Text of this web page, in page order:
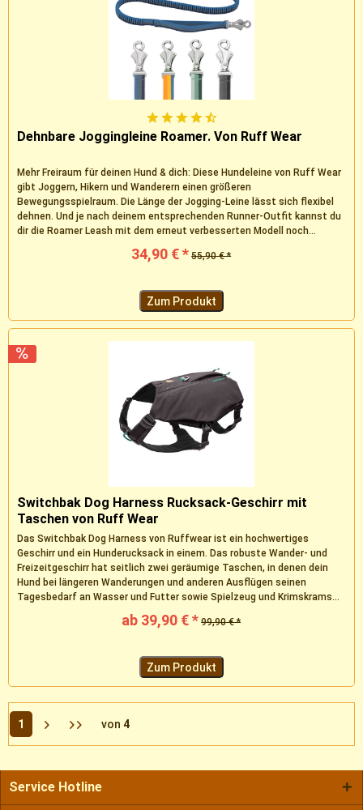
Dehnbare Joggingleine Roamer. Von Ruff Wear
Mehr Freiraum für deinen Hund & dich: Diese Hundeleine von Ruff Wear
gibt Joggern, Hikern und Wanderern einen größeren
Bewegungsspielraum. Die Länge der Jogging-Leine lässt sich flexibel
dehnen. Und je nach deinem entsprechenden Runner-Outfit kannst du
dir die Roamer Leash mit dem erneut verbesserten Modell noch...
34,90 € * 55,90 € *
Zum Produkt
Switchbak Dog Harness Rucksack-Geschirr mit
Taschen von Ruff Wear
Das Switchbak Dog Harness von Ruffwear ist ein hochwertiges
Geschirr und ein Hunderucksack in einem. Das robuste Wander- und
Freizeitgeschirr hat seitlich zwei geräumige Taschen, in denen dein
Hund bei längeren Wanderungen und anderen Ausflügen seinen
Tagesbedarf an Wasser und Futter sowie Spielzeug und Krimskrams...
ab 39,90 € * 99,90 € *
Zum Produkt
1 von 4
Service Hotline